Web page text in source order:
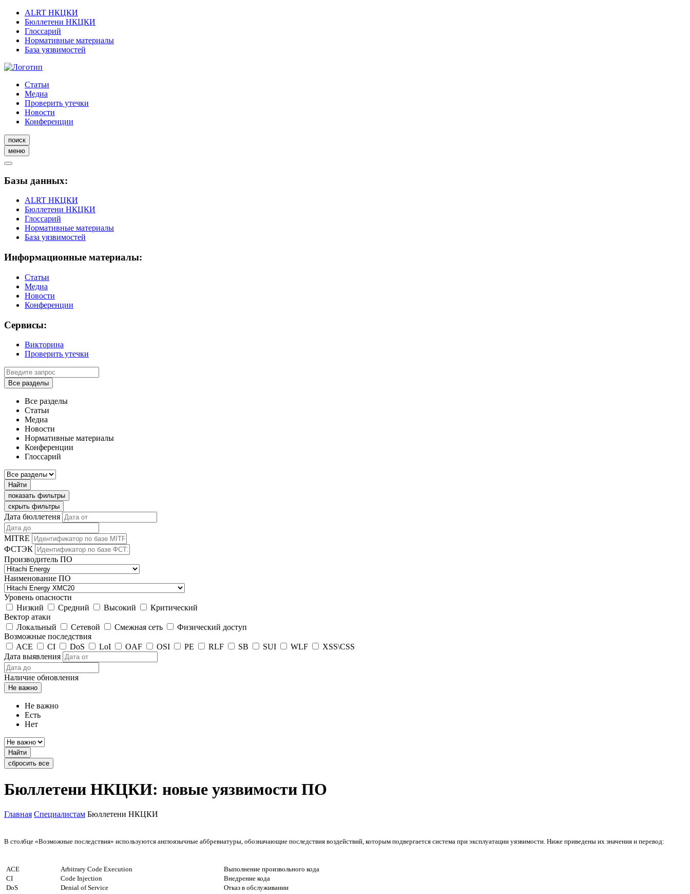
ALRT НКЦКИ
Бюллетени НКЦКИ
Глоссарий
Нормативные материалы
База уязвимостей
Статьи
Медиа
Проверить утечки
Новости
Конференции
поиск
меню
Базы данных:
ALRT НКЦКИ
Бюллетени НКЦКИ
Глоссарий
Нормативные материалы
База уязвимостей
Информационные материалы:
Статьи
Медиа
Новости
Конференции
Сервисы:
Викторина
Проверить утечки
Все разделы
Все разделы
Статьи
Медиа
Новости
Нормативные материалы
Конференции
Глоссарий
Найти
показать фильтры
скрыть фильтры
Дата бюллетеня
MITRE
ФСТЭК
Производитель ПО
Наименование ПО
Уровень опасности
Низкий
Средний Высокий
Критический
Вектор атаки
Локальный
Сетевой Смежная сеть
Физический доступ
Возможные последствия
ACE
CI DoS LoI OAF OSI PE RLF SB SUI WLF
XSS\CSS
Дата выявления
Наличие обновления
Не важно
Не важно
Есть
Нет
Найти
сбросить все
Бюллетени НКЦКИ: новые уязвимости ПО
Главная Специалистам Бюллетени НКЦКИ
В столбце «Возможные последствия» используются англоязычные аббревиатуры, обозначающие последствия воздействий, которым подвергается система при эксплуатации уязвимости. Ниже приведены их значения и перевод:
ACE Arbitrary Code Execution
Выполнение произвольного кода
CI
Code Injection
Внедрение кода
DoS
Denial of Service
Отказ в обслуживании